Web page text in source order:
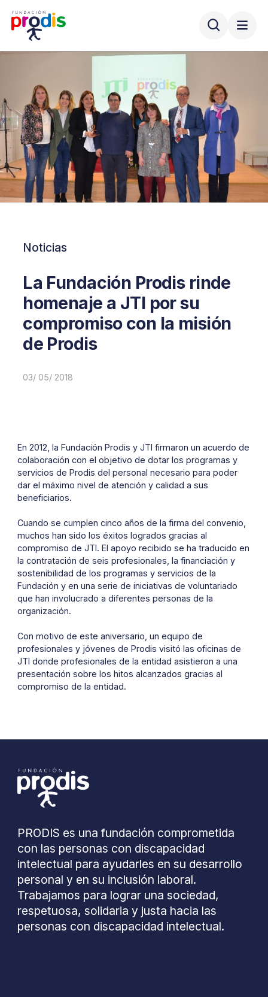
Noticias
La Fundación Prodis rinde
homenaje a JTI por su
compromiso con la misión
de Prodis
03/ 05/ 2018
En 2012, la Fundación Prodis y JTI firmaron un acuerdo de
colaboración con el objetivo de dotar los programas y
servicios de Prodis del personal necesario para poder
dar el máximo nivel de atención y calidad a sus
beneficiarios.
Cuando se cumplen cinco años de la firma del convenio,
muchos han sido los éxitos logrados gracias al
compromiso de JTI. El apoyo recibido se ha traducido en
la contratación de seis profesionales, la financiación y
sostenibilidad de los programas y servicios de la
Fundación y en una serie de iniciativas de voluntariado
que han involucrado a diferentes personas de la
organización.
Con motivo de este aniversario, un equipo de
profesionales y jóvenes de Prodis visitó las oficinas de
JTI donde profesionales de la entidad asistieron a una
presentación sobre los hitos alcanzados gracias al
compromiso de la entidad.
PRODIS es una fundación comprometida
con las personas con discapacidad
intelectual para ayudarles en su desarrollo
personal y en su inclusión laboral.
Trabajamos para lograr una sociedad,
respetuosa, solidaria y justa hacia las
personas con discapacidad intelectual.